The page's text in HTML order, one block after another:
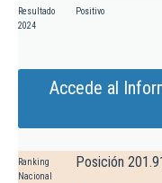
Resultado
2024
Positivo
Accede al
Ranking
Nacional
Posición